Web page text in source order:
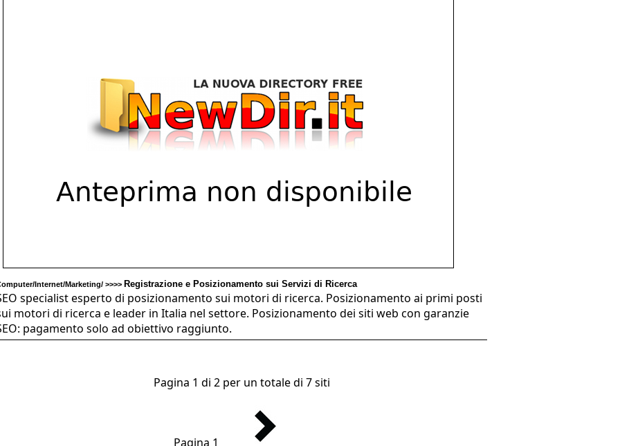
Internet/Marketing/ >>>> Registrazione e Posizionamento sui Servizi di Ricerca
specialist esperto di posizionamento sui motori di ricerca. Posizionamento ai primi posti
motori di ricerca e leader in Italia nel settore. Posizionamento dei siti web con garanzie
pagamento solo ad obiettivo raggiunto.
Pagina 1 di 2 per un totale di 7 siti
Pagina 1